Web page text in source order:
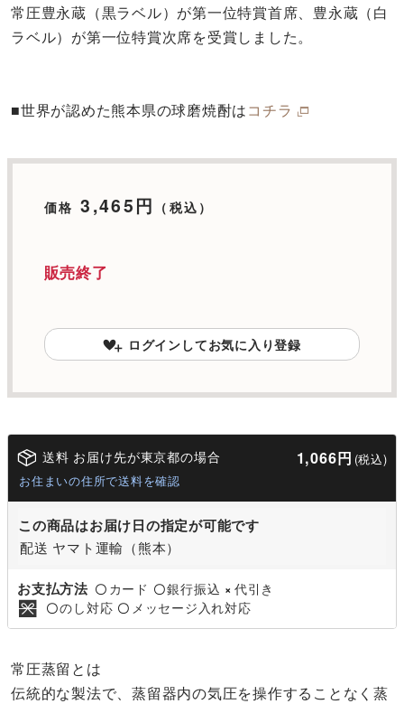
常圧豊永蔵（黒ラベル）が第一位特賞首席、豊永蔵（白
ラベル）が第一位特賞次席を受賞しました。
■世界が認めた熊本県の球磨焼酎はコチラ
価格 3,465円 （税込）
販売終了
ログインしてお気に入り登録
送料 お届け先が東京都の場合 1,066円 (税込)
お住まいの住所で送料を確認
この商品はお届け日の指定が可能です
配送 ヤマト運輸（熊本）
お支払方法 〇 カード 〇銀行振込 × 代引き
〇のし対応 〇 メッセージ入れ対応
常圧蒸留とは
伝統的な製法で、蒸留器内の気圧を操作することなく蒸